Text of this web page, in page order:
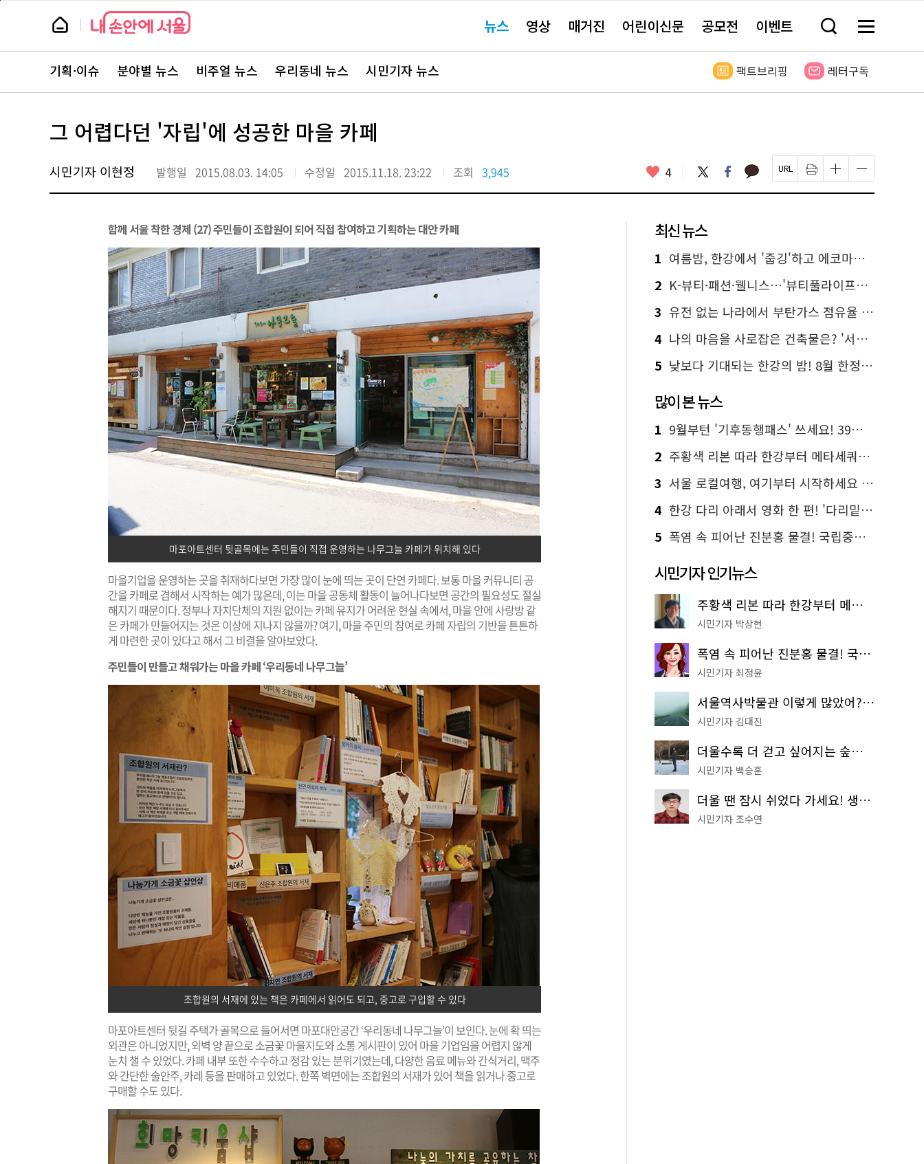
본
뉴
스 요뉴스 영상 매거진 어린이신문 공모전 이벤트 검
창
기
메
전
보
뉴
스
주
서
바
로
기획·이슈 분야별 뉴스 비주얼 뉴스 우리동네 뉴스 시민기자 뉴스 팩트브리핑 레터구독
그 어렵다던 '자립'에 성공한 마을 카페
시민기자 이현정 발행일 2015.08.03. 14:05 수정일 2015.11.18. 23:22 조회 3,945 좋
요
4 트
위
터
페
이
스
카
카 페
이
지
인
쇄
하
글
자
크
하
기
글
자
크
하
함께 서울 착한 경제 (27) 주민들이 조합원이 되어 직접 참여하고 기획하는 대안 카페
마포아트센터 뒷골목에는 주민들이 직접 운영하는 나무그늘 카페가 위치해 있다
마을기업을 운영하는 곳을 취재하다보면 가장 많이 눈에 띄는 곳이 단연 카페다. 보통 마을 커뮤니티 공
간을 카페로 겸해서 시작하는 예가 많은데, 이는 마을 공동체 활동이 늘어나다보면 공간의 필요성도 절실
해지기 때문이다. 정부나 자치단체의 지원 없이는 카페 유지가 어려운 현실 속에서, 마을 안에 사랑방 같
은 카페가 만들어지는 것은 이상에 지나지 않을까? 여기, 마을 주민의 참여로 카페 자립의 기반을 튼튼하
게 마련한 곳이 있다고 해서 그 비결을 알아보았다.
주민들이 만들고 채워가는 마을 카페 ‘우리동네 나무그늘’
조합원의 서재에 있는 책은 카페에서 읽어도 되고, 중고로 구입할 수 있다
마포아트센터 뒷길 주택가 골목으로 들어서면 마포대안공간 ‘우리동네 나무그늘’이 보인다. 눈에 확 띄는
외관은 아니었지만, 외벽 양 끝으로 소금꽃 마을지도와 소통 게시판이 있어 마을 기업임을 어렵지 않게
눈치 챌 수 있었다. 카페 내부 또한 수수하고 정감 있는 분위기였는데, 다양한 음료 메뉴와 간식거리, 맥주
와 간단한 술안주, 카레 등을 판매하고 있었다. 한쪽 벽면에는 조합원의 서재가 있어 책을 읽거나 중고로
구매할 수도 있다.
최신 뉴스
1 여름밤, 한강에서 '줍깅'하고 에코마일리지도 줍줍!
2 K-뷰티·패션·웰니스…'뷰티풀라이프인서울' 6일부터 사전 예약
3 유전 없는 나라에서 부탄가스 점유율 1위 가능? Yes, I 'CAN'
4 나의 마음을 사로잡은 건축물은? '서울시 건축상' 수상작 공개!
5 낮보다 기대되는 한강의 밤! 8월 한정 무료 '한강 밤핑' 예약은?
많이 본 뉴스
1 9월부턴 '기후동행패스' 쓰세요! 39세까지 청년 혜택
2 주황색 리본 따라 한강부터 메타세쿼이아 숲길까지…서울둘레길 15코스
3 서울 로컬여행, 여기부터 시작하세요 '서울에디션25'
4 한강 다리 아래서 영화 한 편! '다리밑 영화관' 무료 상영
5 폭염 속 피어난 진분홍 물결! 국립중앙박물관 배롱나무 명소
시민기자 인기뉴스
주황색 리본 따라 한강부터 메타세쿼이아 숲길까지…서울둘레길 15코스
시민기자 박상현
폭염 속 피어난 진분홍 물결! 국립중앙박물관 배롱나무 명소
시민기자 최정윤
서울역사박물관 이렇게 많았어? 주말마다 한 곳씩 떠나는 역사 산책
시민기자 김대진
더울수록 더 걷고 싶어지는 숲길! 서울둘레길 '아차산 코스'
시민기자 백승훈
더울 땐 잠시 쉬었다 가세요! 생수 냉장고부터 해피소·무더위쉼터까지
시민기자 조수연
페